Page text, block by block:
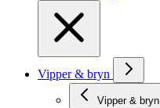
Vipper & bryn
Vipper & bryn